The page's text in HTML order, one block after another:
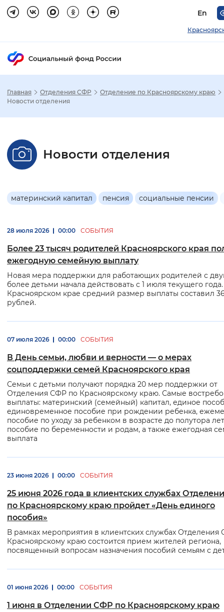
En
Размер шрифта
Шрифт
Интервал между буквами
Нормальный Увеличенный
Цвет сайта
Изображения
Включены Выключены
Звуковой ассистент
Воспроизвести Остановить
Главная Отделения СФР
Отделение по Красноярскому краю
Новости отделения
Новости отделения
материнский капитал пенсия социальные пенсии
СОБЫТИЯ
28 июля 2026 00:00
Более 23 тысяч родителей Красноярского края
ежегодную семейную выплату
Новая мера поддержки для работающих родителей с
более детьми начала действовать с 1 июля текущего
Красноярском крае средний размер выплаты составил
рублей.
СОБЫТИЯ
07 июля 2026 00:00
В День семьи, любви и верности — о мерах
соцподдержки семей Красноярского края
Семьи с детьми получают порядка 20 мер поддержки от
Отделения СФР по Красноярскому краю. Самые
выплаты: материнский (семейный) капитал, единое
единовременное пособие при рождении ребенка,
пособие по уходу за ребенком в возрасте до полутора
пособие по беременности и родам, а также ежегодная
выплата
СОБЫТИЯ
23 июня 2026 00:00
25 июня 2026 года в клиентских службах
по Красноярскому краю пройдет «День единого
пособия»
В рамках мероприятия в клиентских службах Отделения
Красноярскому краю состоится прием жителей региона,
посвященный вопросам назначения пособий семьям с
СОБЫТИЯ
01 июня 2026 00:00
1 июня в Отделении СФР по Красноярскому краю